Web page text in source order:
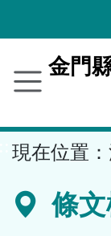
到
要
容
區
金門
現在位置：
條